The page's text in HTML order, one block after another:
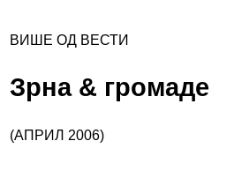
ВИШЕ ОД ВЕСТИ
Зрна & громаде
(АПРИЛ 2006)